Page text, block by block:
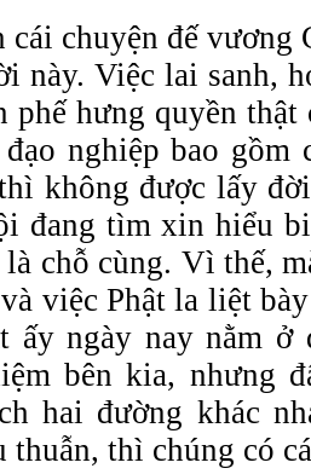
cái chuyện đế vương
này. Việc lai sanh,
phế hưng quyền
nghiệp bao gồm
không được lấy
đang tìm xin hiểu
là chỗ cùng. Vì thế,
việc Phật la liệt
ấy ngày nay nằm ở
bên kia, nhưng
hai đường khác
thuẫn, thì chúng có